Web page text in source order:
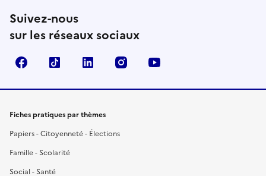
Suivez-nous
sur les réseaux sociaux
FacebookTikTok LinkedIn Instagram
Fiches pratiques par thèmes
Papiers - Citoyenneté - Élections
Famille - Scolarité
Social - Santé